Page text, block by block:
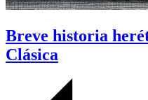
Breve historia
Clásica